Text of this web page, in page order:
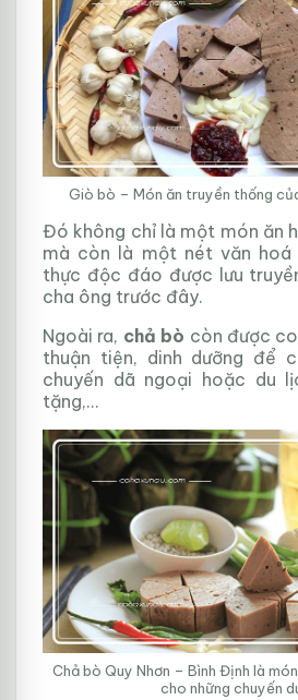
Giò bò – Món ăn truyền thống
Đó không chỉ là một món ăn
mà còn là một nét văn hoá
thực độc đáo được lưu
cha ông trước đây.
Ngoài ra, chả bò còn được
thuận tiện, dinh dưỡng để
chuyến dã ngoại hoặc du
tặng,…
Chả bò Quy Nhơn – Bình Định là
cho những chuyến